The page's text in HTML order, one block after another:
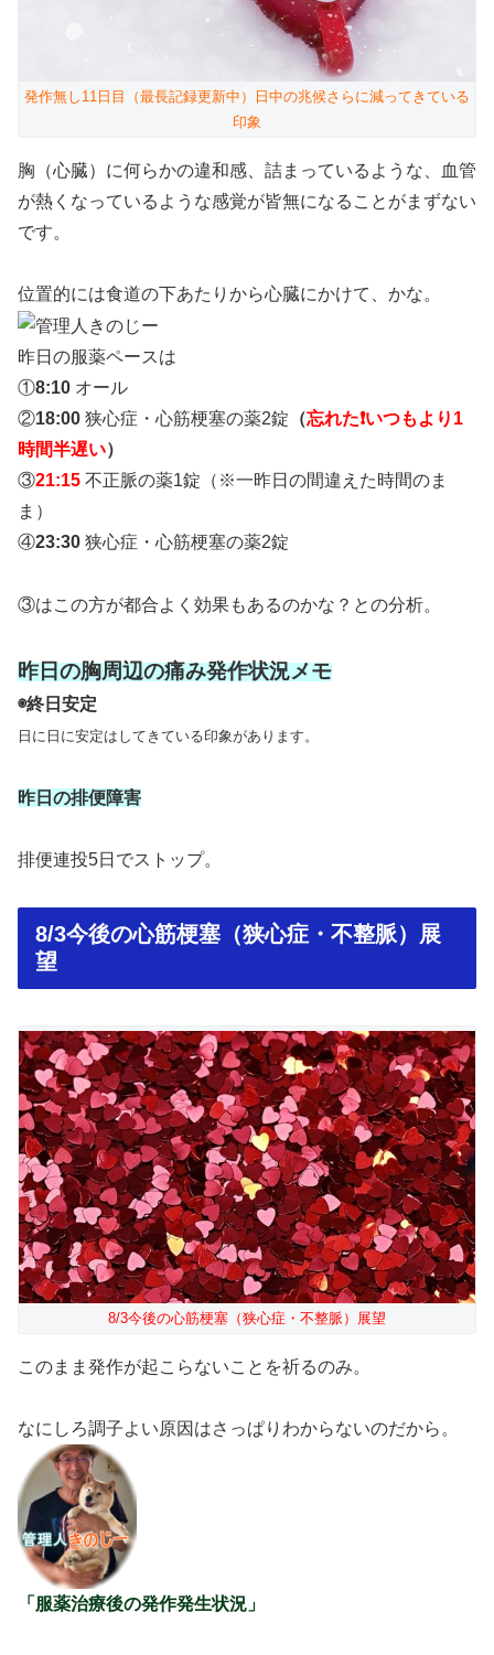
発作無し11日目（最長記録更新中）日中の兆候さらに減ってきている
印象
胸（心臓）に何らかの違和感、詰まっているような、血管
が熱くなっているような感覚が皆無になることがまずない
です。
位置的には食道の下あたりから心臓にかけて、かな。
昨日の服薬ペースは
①8:10 オール
②18:00 狭心症・心筋梗塞の薬2錠 （忘れた❗️いつもより1
時間半遅い）
③21:15 不正脈の薬1錠（※一昨日の間違えた時間のま
ま）
④23:30 狭心症・心筋梗塞の薬2錠
③はこの方が都合よく効果もあるのかな？との分析。
昨日の胸周辺の痛み発作状況メモ
◉終日安定
日に日に安定はしてきている印象があります。
昨日の排便障害
排便連投5日でストップ。
8/3今後の心筋梗塞（狭心症・不整脈）展
望
8/3今後の心筋梗塞（狭心症・不整脈）展望
このまま発作が起こらないことを祈るのみ。
なにしろ調子よい原因はさっぱりわからないのだから。
「服薬治療後の発作発生状況」